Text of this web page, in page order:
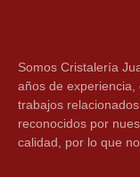
Somos Cristalería
años de
trabajos
reconocidos por
calidad, por lo que